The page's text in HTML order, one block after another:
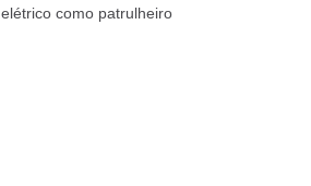
elétrico como patrulheiro